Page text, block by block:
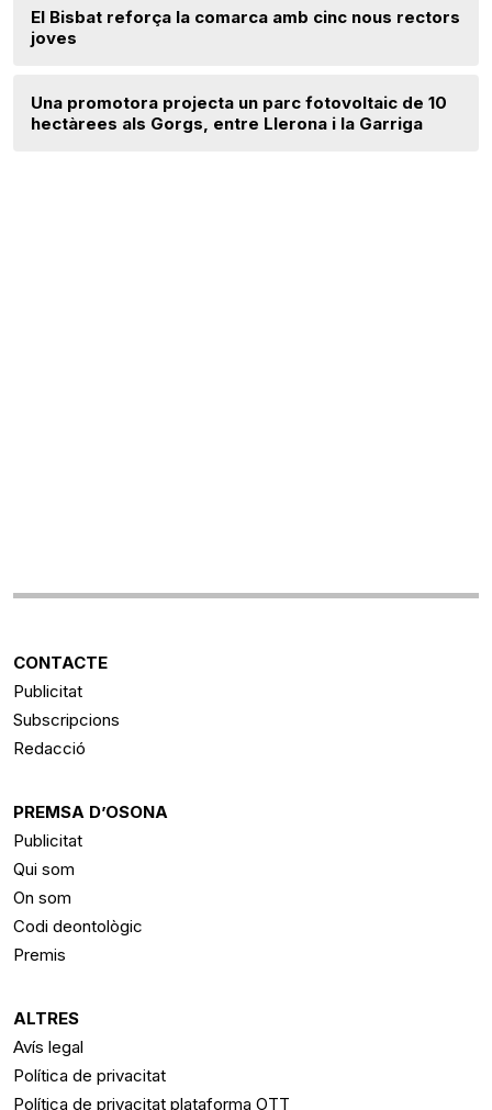
El Bisbat reforça la comarca amb cinc nous rectors
joves
Una promotora projecta un parc fotovoltaic de 10
hectàrees als Gorgs, entre Llerona i la Garriga
CONTACTE
Publicitat
Subscripcions
Redacció
PREMSA D’OSONA
Publicitat
Qui som
On som
Codi deontològic
Premis
ALTRES
Avís legal
Política de privacitat
Política de privacitat plataforma OTT